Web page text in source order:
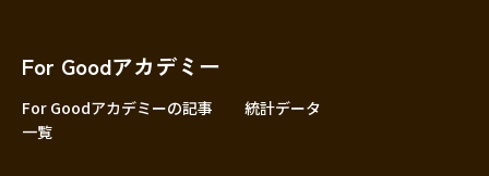
For Goodアカデミー
For Goodアカデミーの記事
一覧
統計データ